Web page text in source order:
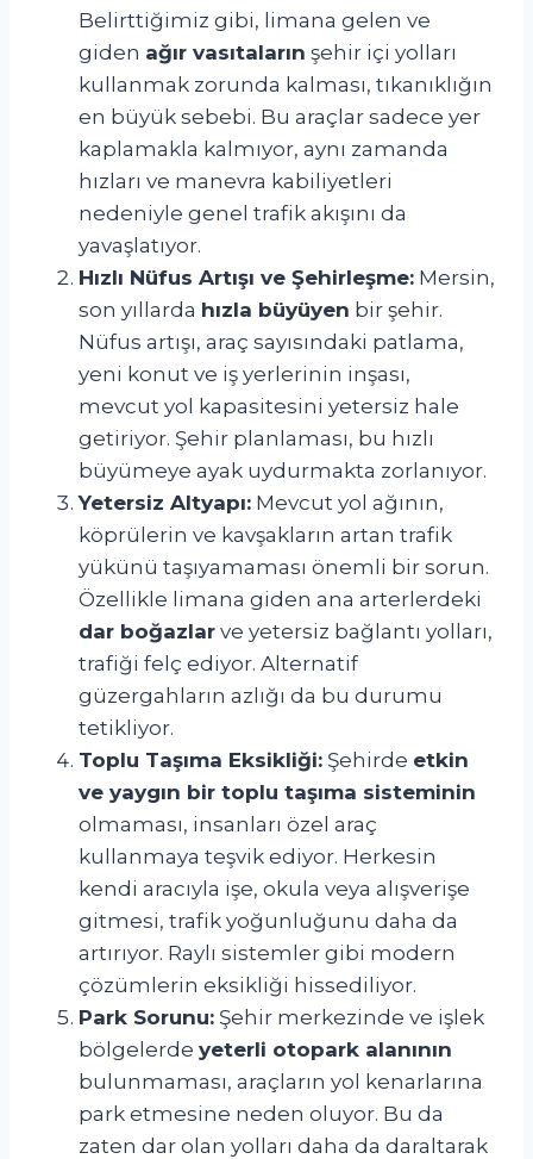
Belirttiğimiz gibi, limana gelen ve
giden ağır vasıtaların şehir içi yolları
kullanmak zorunda kalması, tıkanıklığın
en büyük sebebi. Bu araçlar sadece yer
kaplamakla kalmıyor, aynı zamanda
hızları ve manevra kabiliyetleri
nedeniyle genel trafik akışını da
yavaşlatıyor.
Hızlı Nüfus Artışı ve Şehirleşme: Mersin,
son yıllarda hızla büyüyen bir şehir.
Nüfus artışı, araç sayısındaki patlama,
yeni konut ve iş yerlerinin inşası,
mevcut yol kapasitesini yetersiz hale
getiriyor. Şehir planlaması, bu hızlı
büyümeye ayak uydurmakta zorlanıyor.
Yetersiz Altyapı: Mevcut yol ağının,
köprülerin ve kavşakların artan trafik
yükünü taşıyamaması önemli bir sorun.
Özellikle limana giden ana arterlerdeki
dar boğazlar ve yetersiz bağlantı yolları,
trafiği felç ediyor. Alternatif
güzergahların azlığı da bu durumu
tetikliyor.
Toplu Taşıma Eksikliği: Şehirde etkin
ve yaygın bir toplu taşıma sisteminin
olmaması, insanları özel araç
kullanmaya teşvik ediyor. Herkesin
kendi aracıyla işe, okula veya alışverişe
gitmesi, trafik yoğunluğunu daha da
artırıyor. Raylı sistemler gibi modern
çözümlerin eksikliği hissediliyor.
Park Sorunu: Şehir merkezinde ve işlek
bölgelerde yeterli otopark alanının
bulunmaması, araçların yol kenarlarına
park etmesine neden oluyor. Bu da
zaten dar olan yolları daha da daraltarak